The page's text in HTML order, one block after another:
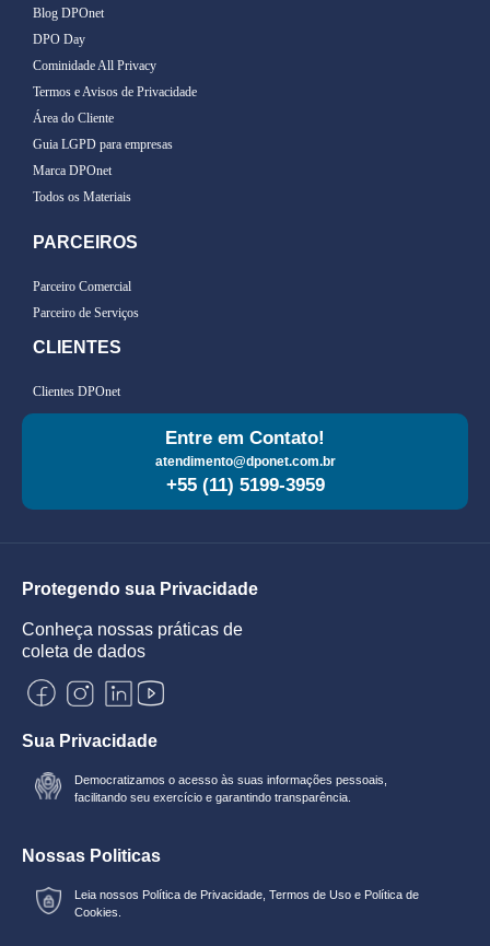
Blog DPOnet
DPO Day
Cominidade All Privacy
Termos e Avisos de Privacidade
Área do Cliente
Guia LGPD para empresas
Marca DPOnet
Todos os Materiais
PARCEIROS
Parceiro Comercial
Parceiro de Serviços
CLIENTES
Clientes DPOnet
Entre em Contato!
atendimento@dponet.com.br
+55 (11) 5199-3959
Protegendo sua Privacidade
Conheça nossas práticas de
coleta de dados
Sua Privacidade
Democratizamos o acesso às suas informações pessoais,
facilitando seu exercício e garantindo transparência.
Nossas Politicas
Leia nossos Política de Privacidade ,Termos de Uso e Política de
Cookies.